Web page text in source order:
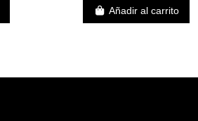
Añadir al carrito